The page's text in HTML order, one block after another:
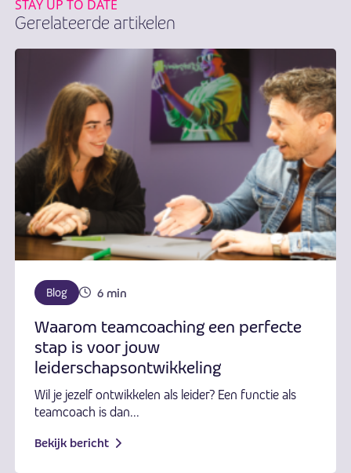
STAY UP TO DATE
Gerelateerde artikelen
Blog 6 min
Waarom teamcoaching een perfecte
stap is voor jouw
leiderschapsontwikkeling
Wil je jezelf ontwikkelen als leider? Een functie als
teamcoach is dan...
Bekijk bericht